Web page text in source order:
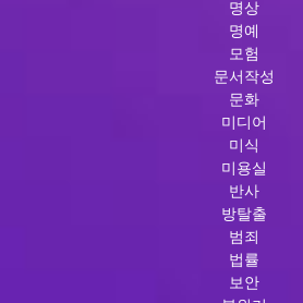
명상
명예
모험
문서작성
문화
미디어
미식
미용실
반사
방탈출
범죄
법률
보안